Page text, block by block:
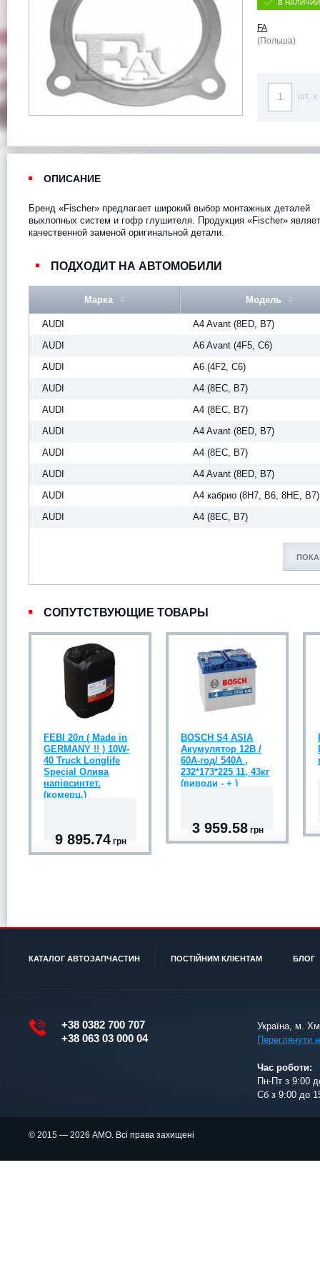
В НАЛИЧИИ
FA
(Польша)
шт. x
ОПИСАНИЕ
Бренд «Fischer» предлагает широкий выбор монтажных деталей
выхлопных систем и гофр глушителя. Продукция «Fischer»
качественной заменой оригинальной детали.
ПОДХОДИТ НА АВТОМОБИЛИ
Марка Модель
AUDI
A4 Avant (8ED, B7)
AUDI
A6 Avant (4F5, C6)
AUDI
A6 (4F2, C6)
AUDI
A4 (8EC, B7)
AUDI
A4 (8EC, B7)
AUDI
A4 Avant (8ED, B7)
AUDI
A4 (8EC, B7)
AUDI
A4 Avant (8ED, B7)
AUDI
A4 кабрио (8H7, B6, 8HE, B7)
AUDI
A4 (8EC, B7)
СОПУТСТВУЮЩИЕ ТОВАРЫ
FEBI 20л ( Made in
GERMANY !! ) 10W-
40 Truck Longlife
Special Олива
напівсинтет.
(комерц.)
9 895.74 грн
BOSCH S4 ASIA
Акумулятор 12В /
60А-год/ 540A ,
232*173*225 11, 43кг
(виводи - + )
3 959.58 грн
КАТАЛОГ АВТОЗАПЧАСТИН ПОСТІЙНИМ КЛІЄНТАМ БЛОГ
+38 0382 700 707
+38 063 03 000 04
Україна, м.
Переглянути
Час роботи:
Пн-Пт з 9:00
Сб з 9:00 до
© 2015 — 2026 АМО. Всі права захищені